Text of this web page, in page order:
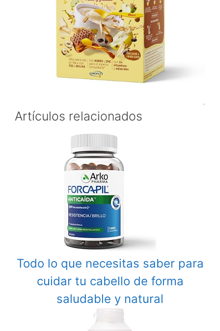
Artículos relacionados
Todo lo que necesitas saber para
cuidar tu cabello de forma
saludable y natural